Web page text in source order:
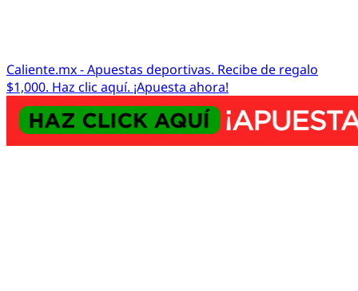
Caliente.mx - Apuestas deportivas. Recibe de regalo
$1,000. Haz clic aquí. ¡Apuesta ahora!